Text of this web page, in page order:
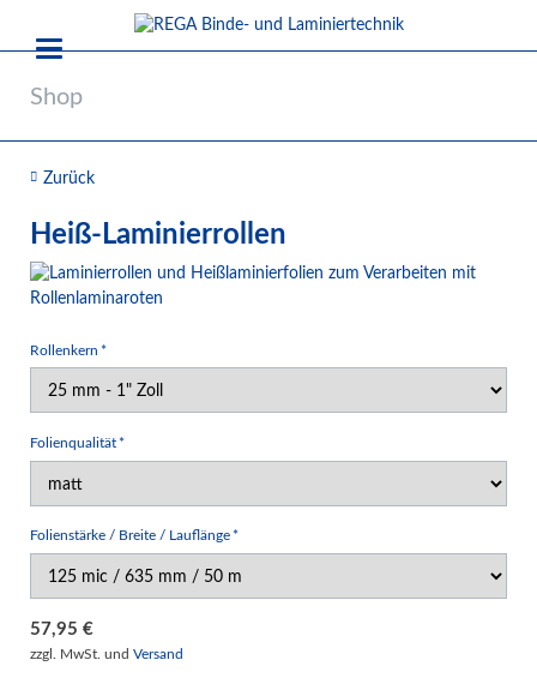
Shop
Zurück
Heiß-Laminierrollen
Pflichtfeld
Rollenkern *
Pflichtfeld
Folienqualität *
Pflichtfeld
Folienstärke / Breite / Lauflänge *
57,95 €
zzgl. MwSt. und Versand